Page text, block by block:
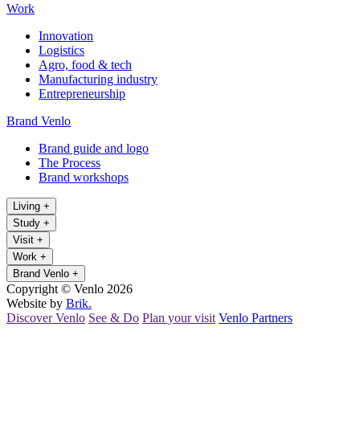
Work
Innovation
Logistics
Agro, food & tech
Manufacturing industry
Entrepreneurship
Brand Venlo
Brand guide and logo
The Process
Brand workshops
Living +
Study +
Visit +
Work +
Brand Venlo +
Copyright © Venlo 2026
Website by Brik.
Discover Venlo See & Do Plan your visit Venlo Partners